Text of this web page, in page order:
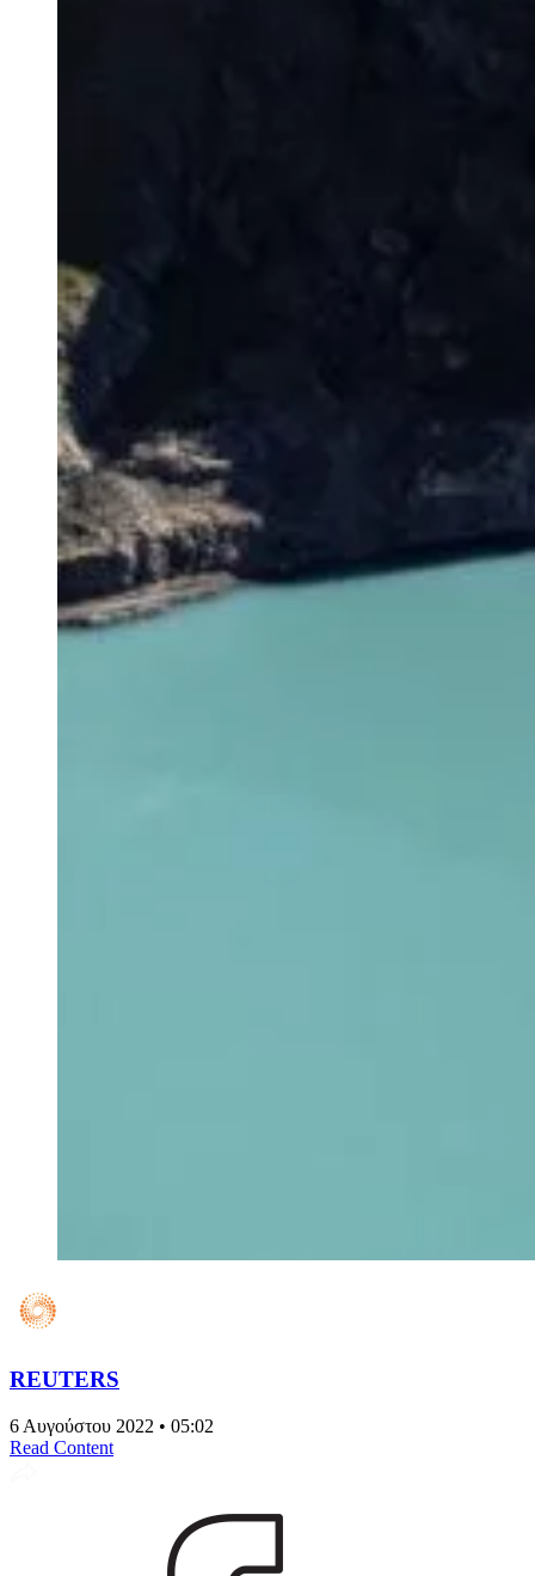
REUTERS
6 Αυγούστου 2022 • 05:02
Read Content